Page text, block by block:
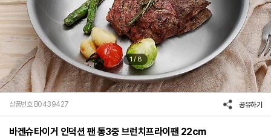
1/8
상품번호 B0439427 공유하기
바겐슈타이거 인덕션 팬 통3중 브런치프라이팬 22cm